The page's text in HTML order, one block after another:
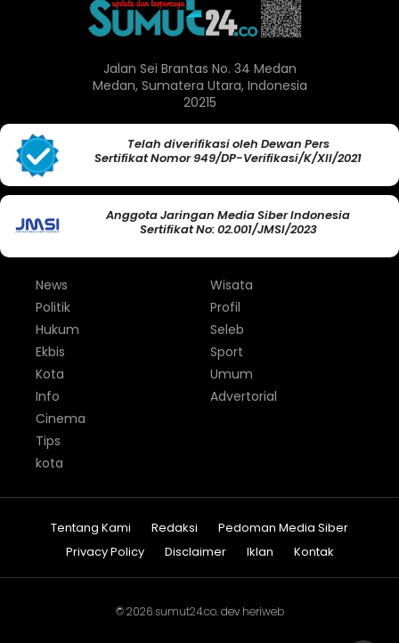
Jalan Sei Brantas No. 34 Medan
Medan, Sumatera Utara, Indonesia
20215
Telah diverifikasi oleh Dewan Pers
Sertifikat Nomor 949/DP-Verifikasi/K/XII/2021
Anggota Jaringan Media Siber Indonesia
Sertifikat No: 02.001/JMSI/2023
News
Politik
Hukum
Ekbis
Kota
Info
Wisata
Profil
Seleb
Sport
Umum
Advertorial
Cinema
Tips
kota
Tentang Kami Redaksi
Pedoman Media Siber
Privacy Policy
Disclaimer Iklan Kontak
© 2026 sumut24.co. dev heriweb